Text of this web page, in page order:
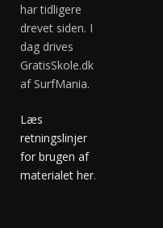
har tidligere
drevet siden. I
dag drives
GratisSkole.dk
af SurfMania.
Læs
retningslinjer
for brugen af
materialet her.